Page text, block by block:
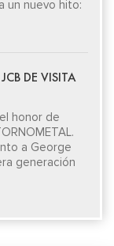
un nuevo hito:
DE VISITA
honor de
a George
generación